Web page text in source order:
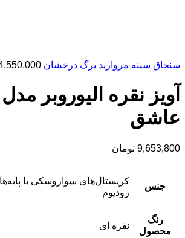
سنجاق سینه مروارید برگ درخشان
آویز نقره الیوروبر
عاشق
9,653,800 تومان
جنس
کریستال‌های سواروسکی با
رودیوم
رنگ
محصول
نقره ای